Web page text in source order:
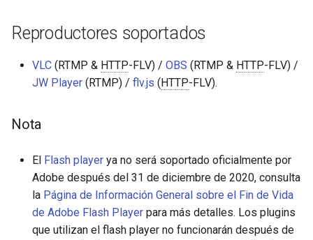
lock
logger-socket
macaroons
mail
maxminddb
memcached
Reproductores soportados
VLC (RTMP & HTTP-FLV) / OBS (RTMP & HTTP-FLV) /
JW Player (RTMP) / flv.js (HTTP-FLV).
Nota
El Flash player ya no será soportado oficialmente por
Adobe después del 31 de diciembre de 2020, consulta
la Página de Información General sobre el Fin de Vida
de Adobe Flash Player para más detalles. Los plugins
que utilizan el flash player no funcionarán después de